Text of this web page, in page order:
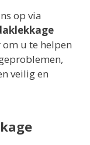
op via
om u te helpen
veilig en